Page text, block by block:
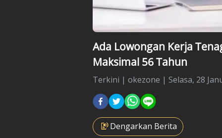
Ada Lowongan Kerja
Maksimal 56 Tahun
Terkini | okezone | Selasa, 28
Dengarkan Berita